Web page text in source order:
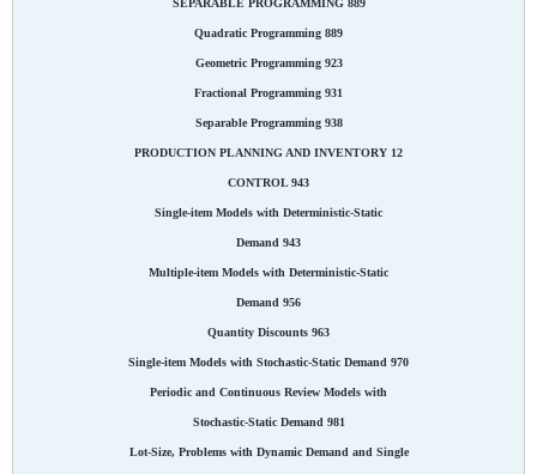
SEPARABLE PROGRAMMING 889
Quadratic Programming 889
Geometric Programming 923
Fractional Programming 931
Separable Programming 938
12 PRODUCTION PLANNING AND INVENTORY
CONTROL 943
Single-item Models with Deterministic-Static
Demand 943
Multiple-item Models with Deterministic-Static
Demand 956
Quantity Discounts 963
Single-item Models with Stochastic-Static Demand 970
Periodic and Continuous Review Models with
Stochastic-Static Demand 981
Lot-Size, Problems with Dynamic Demand and Single